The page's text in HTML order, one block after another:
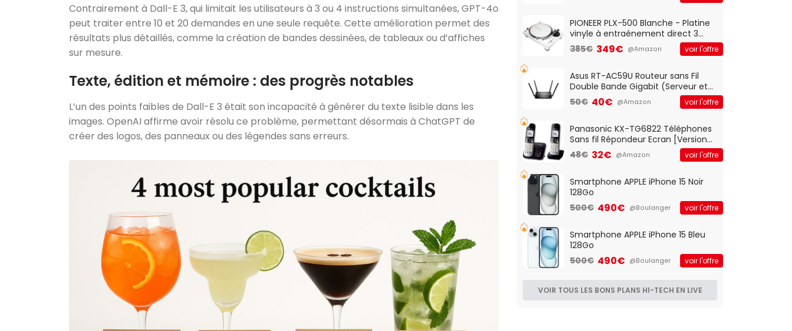
Contrairement à Dall-E 3, qui limitait les utilisateurs à 3 ou 4 instructions simultanées, GPT-4o
peut traiter entre 10 et 20 demandes en une seule requête. Cette amélioration permet des
résultats plus détaillés, comme la création de bandes dessinées, de tableaux ou d’affiches
sur mesure.
Texte, édition et mémoire : des progrès notables
L’un des points faibles de Dall-E 3 était son incapacité à générer du texte lisible dans les
images. OpenAI affirme avoir résolu ce problème, permettant désormais à ChatGPT de
créer des logos, des panneaux ou des légendes sans erreurs.
QWERTY UK - Noir
PIONEER PLX-500 Blanche - Platine
vinyle à entraénement direct 3
vitesses (33-45-78 trs/min) avec
pre-ampli intégré et port USB
385€ 349€ @Amazon voir l'offre
Asus RT-AC59U Routeur sans Fil
Double Bande Gigabit (Serveur et
Client VPN, Triple Vlan, Mode Point
d'accès et Bridge, contrôle
50€ 40€ @Amazon voir l'offre
Panasonic KX-TG6822 Téléphones
Sans fil Répondeur Ecran [Version
Française]
48€ 32€ @Amazon voir l'offre
Smartphone APPLE iPhone 15 Noir
128Go
500€ 490€ @Boulanger voir l'offre
Smartphone APPLE iPhone 15 Bleu
128Go
500€ 490€ @Boulanger voir l'offre
VOIR TOUS LES BONS PLANS HI-TECH EN LIVE